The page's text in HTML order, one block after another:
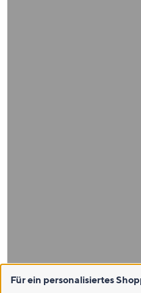
Für ein personalisiertes